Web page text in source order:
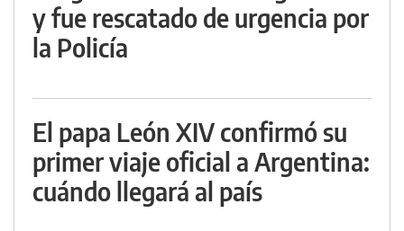
y fue rescatado de urgencia por
la Policía
El papa León XIV confirmó su
primer viaje oficial a Argentina:
cuándo llegará al país